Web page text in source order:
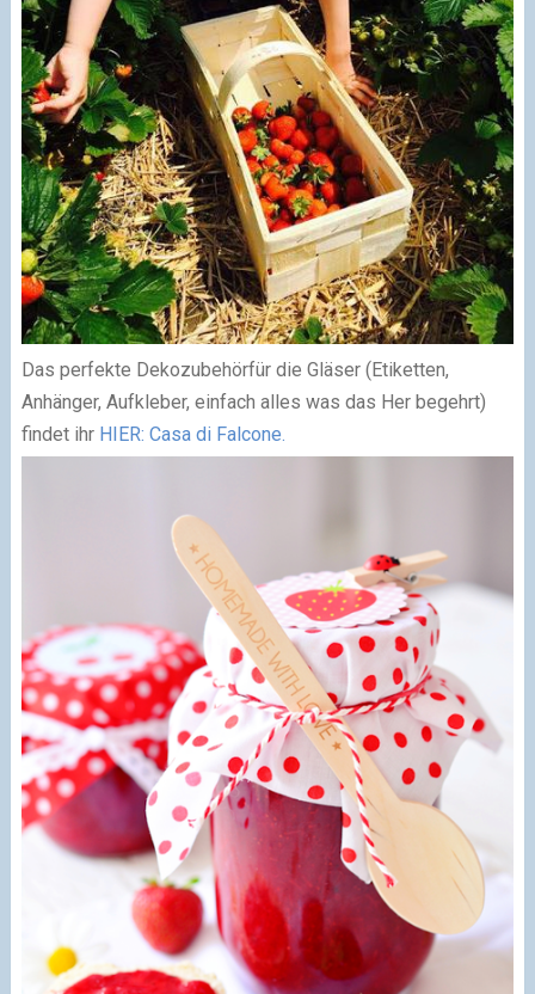
Das perfekte Dekozubehörfür die Gläser (Etiketten,
Anhänger, Aufkleber, einfach alles was das Her begehrt)
findet ihr HIER: Casa di Falcone.